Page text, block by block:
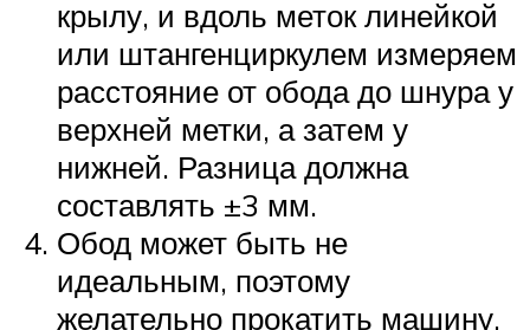
крылу, и вдоль меток линейкой
или штангенциркулем измеряем
расстояние от обода до шнура у
верхней метки, а затем у
нижней. Разница должна
составлять ±3 мм.
Обод может быть не
идеальным, поэтому
желательно прокатить машину,